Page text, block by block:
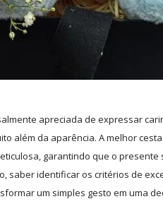
apreciada de expressar
além da aparência. A melhor
garantindo que o presente
saber identificar os critérios de
um simples gesto em uma